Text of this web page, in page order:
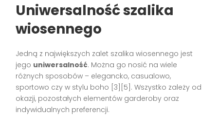
Uniwersalność szalika
wiosennego
Jedną z największych zalet szalika wiosennego jest
jego uniwersalność. Można go nosić na wiele
różnych sposobów – elegancko, casualowo,
sportowo czy w stylu boho [3][5]. Wszystko zależy od
okazji, pozostałych elementów garderoby oraz
indywidualnych preferencji.